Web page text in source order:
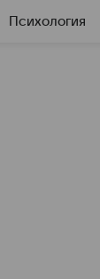
Психология